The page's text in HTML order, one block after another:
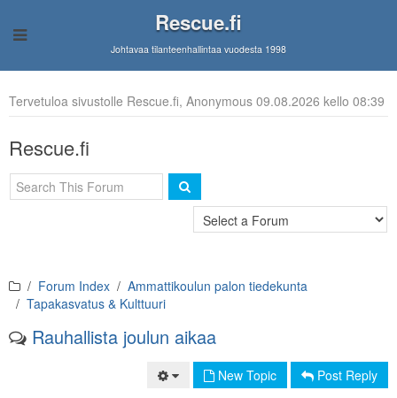
Rescue.fi
Johtavaa tilanteenhallintaa vuodesta 1998
Tervetuloa sivustolle Rescue.fi, Anonymous 09.08.2026 kello 08:39
Rescue.fi
Forum Index
Ammattikoulun palon tiedekunta
Tapakasvatus & Kulttuuri
Rauhallista joulun aikaa
New Topic Post Reply